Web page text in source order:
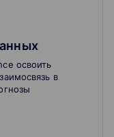
освоить
в